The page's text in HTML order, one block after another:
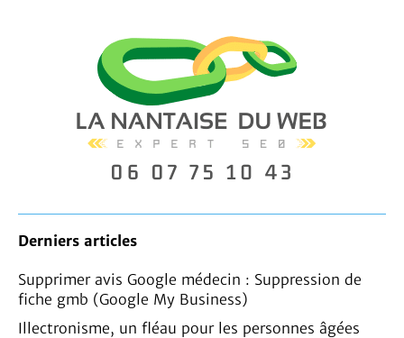
Derniers articles
Supprimer avis Google médecin : Suppression de
fiche gmb (Google My Business)
Illectronisme, un fléau pour les personnes âgées